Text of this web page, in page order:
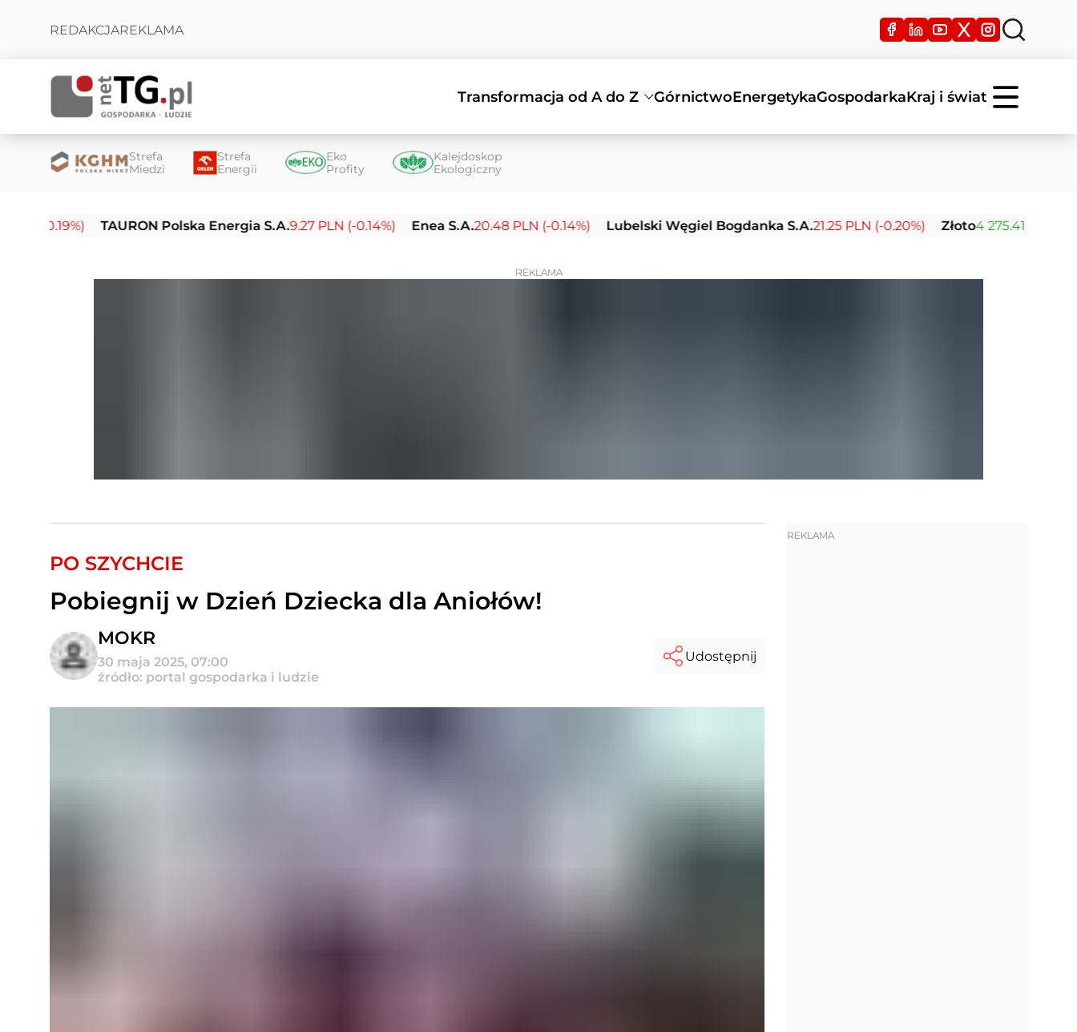
REDAKCJAREKLAMA
Transformacja od A do Z GórnictwoEnergetykaGospodarkaKraj i świat
Strefa
Miedzi
Strefa
Energii
Eko
Profity
Kalejdoskop
Ekologiczny
TAURON Polska Energia S.A.9.27 PLN (-0.14%) Enea S.A.20.48 PLN (-0.14%) Lubelski Węgiel Bogdanka S.A.21.25 PLN (-0.20%) Złoto4 275.41 USD (+0.67%)
REKLAMA
PO SZYCHCIE
Pobiegnij w Dzień Dziecka dla Aniołów!
MOKR
30 maja 2025, 07:00
źródło: portal gospodarka i ludzie
Udostępnij
REKLAMA